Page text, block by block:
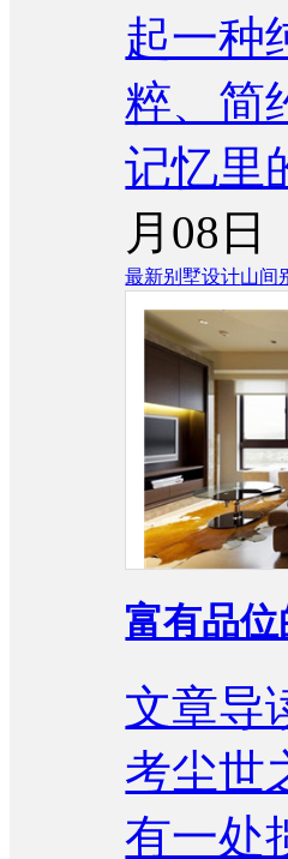
起一种
粹、简
记忆里
月08日
最新别墅设计山间
富有品
文章导
考尘世
有一处